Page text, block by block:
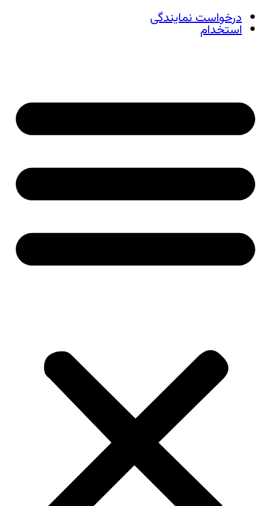
درخواست نمایندگی
استخدام